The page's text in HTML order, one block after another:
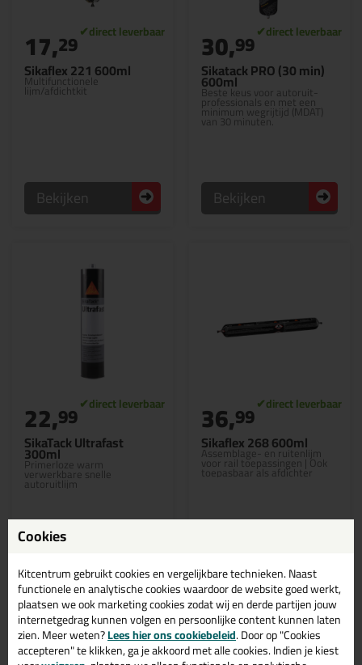
Sikaflex 221 600ml
Multifunctionele
lijm/afdichtkit
17,29
Bekijken
Sikatack PRO (30 min)
600ml
Beste keus voor autoruit-
professionals en met een
minimum wegrijtijd (MDAT)
van 30 minuten.
30,99
Bekijken
SikaTack Ultrafast
300ml
Primerloze warm
verwerkbare snelle
autoruitlijm
22,99
Bekijken
Sikaflex 268 600ml
Assemblage- en ruitenlijm
voor rail toepassingen | Ook
toepasbaar als afdichter
36,99
Bekijken
Cookies
Kitcentrum gebruikt cookies en vergelijkbare technieken. Naast
functionele en analytische cookies waardoor de website goed werkt,
plaatsen we ook marketing cookies zodat wij en derde partijen jouw
internetgedrag kunnen volgen en persoonlijke content kunnen laten
zien. Meer weten?Lees hier ons cookiebeleid. Door op "Cookies
accepteren" te klikken, ga je akkoord met alle cookies. Indien je kiest